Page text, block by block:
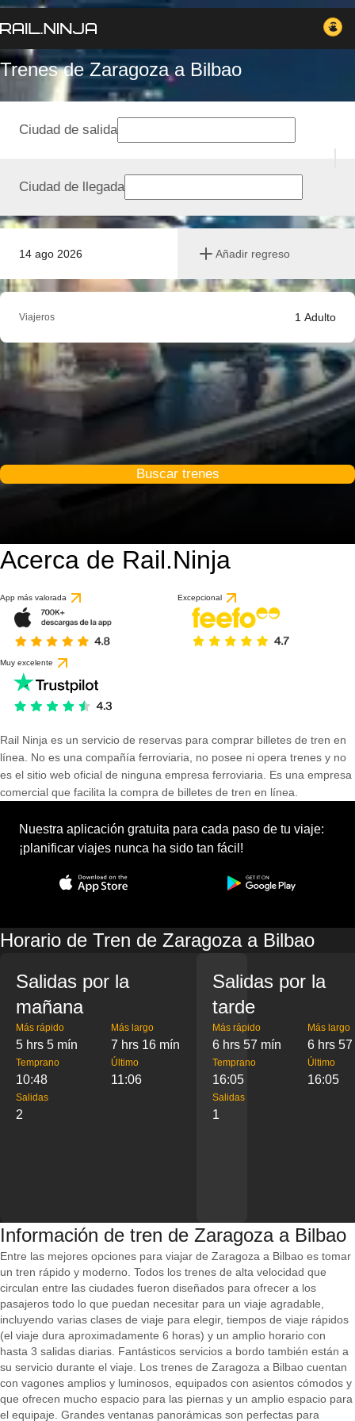
Trenes de Zaragoza a Bilbao
14 ago 2026 Añadir regreso
Ciudad de salida
Ciudad de llegada
Viajeros 1 Adulto
Buscar trenes
Acerca de Rail.Ninja
App más valorada Excepcional
Muy excelente
Rail Ninja es un servicio de reservas para comprar billetes de tren en
línea. No es una compañía ferroviaria, no posee ni opera trenes y no
es el sitio web oficial de ninguna empresa ferroviaria. Es una empresa
comercial que facilita la compra de billetes de tren en línea.
Nuestra aplicación gratuita para cada paso de tu viaje:
¡planificar viajes nunca ha sido tan fácil!
Horario de Tren de Zaragoza a Bilbao
Salidas por la
mañana
Más rápido
5 hrs 5 mín
Más largo
7 hrs 16 mín
Temprano
10:48
Último
11:06
Salidas
2
Salidas por la
tarde
Más rápido
6 hrs 57 mín
Más largo
6 hrs
Temprano
16:05
Último
16:05
Salidas
1
Información de tren de Zaragoza a Bilbao
Entre las mejores opciones para viajar de Zaragoza a Bilbao es tomar
un tren rápido y moderno. Todos los trenes de alta velocidad que
circulan entre las ciudades fueron diseñados para ofrecer a los
pasajeros todo lo que puedan necesitar para un viaje agradable,
incluyendo varias clases de viaje para elegir, tiempos de viaje rápidos
(el viaje dura aproximadamente 6 horas) y un amplio horario con
hasta 3 salidas diarias. Fantásticos servicios a bordo también están a
su servicio durante el viaje. Los trenes de Zaragoza a Bilbao cuentan
con vagones amplios y luminosos, equipados con asientos cómodos y
que ofrecen mucho espacio para las piernas y un amplio espacio para
el equipaje. Grandes ventanas panorámicas son perfectas para